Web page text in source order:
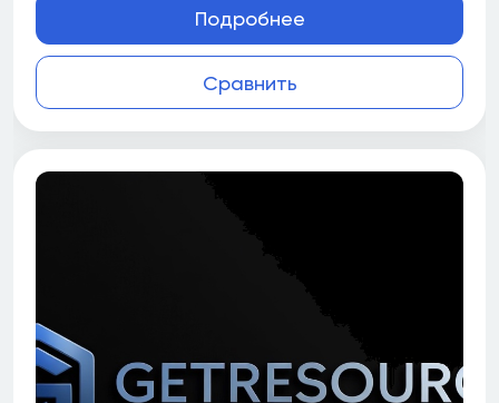
Сравнить
Подробнее